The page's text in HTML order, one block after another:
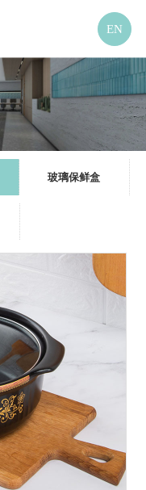
EN
玻璃保鲜盒